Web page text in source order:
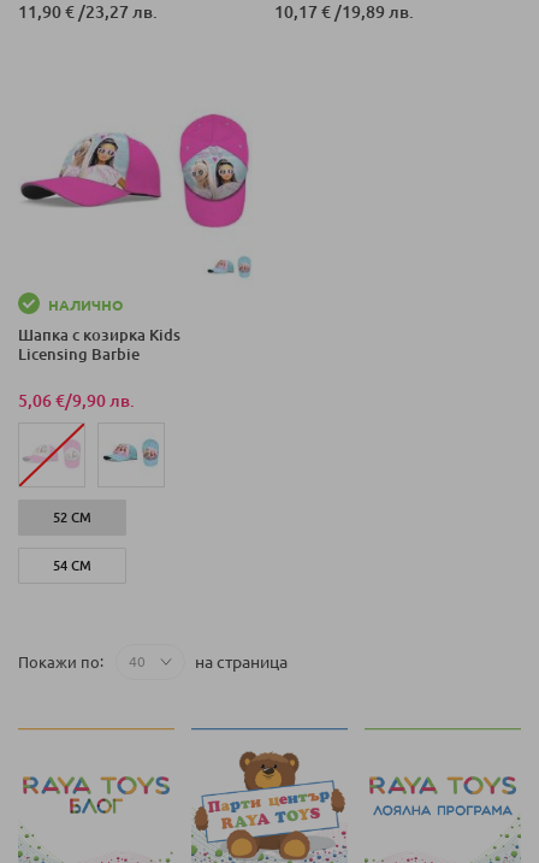
11,90 € /23,27 лв. 10,17 € /19,89 лв.
НАЛИЧНО
Шапка с козирка Kids
Licensing Barbie
5,06 €/9,90 лв.
52 СМ
54 СМ
Покажи по на страница